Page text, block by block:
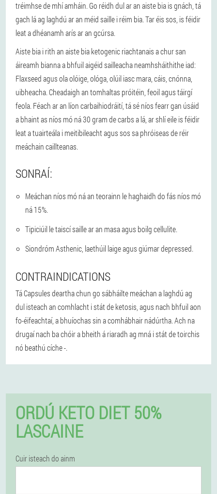
tréimhse de mhí amháin. Go réidh dul ar an aiste bia is gnách, tá
gach lá ag laghdú ar an méid saille i réim bia. Tar éis sos, is féidir
leat a dhéanamh arís ar an gcúrsa.
Aiste bia i rith an aiste bia ketogenic riachtanais a chur san
áireamh bianna a bhfuil aigéid sailleacha neamhsháithithe iad:
Flaxseed agus ola olóige, ológa, olúil iasc mara, cáis, cnónna,
uibheacha. Cheadaigh an tomhaltas próitéin, feoil agus táirgí
feola. Féach ar an líon carbaihiodráití, tá sé níos fearr gan úsáid
a bhaint as níos mó ná 30 gram de carbs a lá, ar shlí eile is féidir
leat a tuairteála i meitibileacht agus sos sa phróiseas de réir
meáchain caillteanas.
SONRAÍ:
Meáchan níos mó ná an teorainn le haghaidh do fás níos mó
ná 15%.
Tipiciúil le taiscí saille ar an masa agus boilg cellulite.
Siondróm Asthenic, laethúil laige agus giúmar depressed.
CONTRAINDICATIONS
Tá Capsules deartha chun go sábháilte meáchan a laghdú ag
dul isteach an comhlacht i stát de ketosis, agus nach bhfuil aon
fo-éifeachtaí, a bhuíochas sin a comhábhair nádúrtha. Ach na
drugaí nach ba chóir a bheith á riaradh ag mná i stát de toirchis
nó beathú cíche -.
ORDÚ KETO DIET 50%
LASCAINE
Cuir isteach do ainm